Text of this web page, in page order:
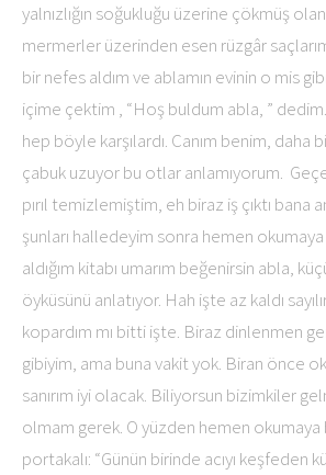
yalnızlığın soğukluğu üzerine çökmüş
mermerler üzerinden esen rüzgâr
bir nefes aldım ve ablamın evinin o mis
içime çektim , “Hoş buldum abla, ”
hep böyle karşılardı. Canım benim, daha
çabuk uzuyor bu otlar anlamıyorum.
pırıl temizlemiştim, eh biraz iş çıktı bana
şunları halledeyim sonra hemen okumaya
aldığım kitabı umarım beğenirsin abla,
öyküsünü anlatıyor. Hah işte az kaldı
kopardım mı bitti işte. Biraz dinlenmen
gibiyim, ama buna vakit yok. Biran önce
sanırım iyi olacak. Biliyorsun bizimkiler
olmam gerek. O yüzden hemen okumaya
portakalı: “Günün birinde acıyı keşfeden